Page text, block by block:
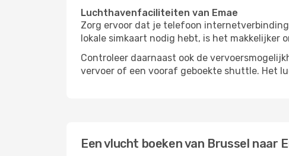
Luchthavenfaciliteiten van Emae
Zorg ervoor dat je telefoon
lokale simkaart nodig hebt, is het makkelijker
Controleer daarnaast ook de
vervoer of een vooraf geboekte shuttle. Het
Een vlucht boeken van Brussel naar